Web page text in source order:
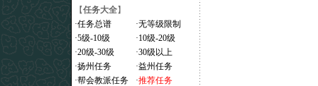
【任务大全】
·任务总谱 ·无等级限制
·5级-10级 ·10级-20级
·20级-30级 ·30级以上
·扬州任务 ·益州任务
·帮会教派任务 ·推荐任务